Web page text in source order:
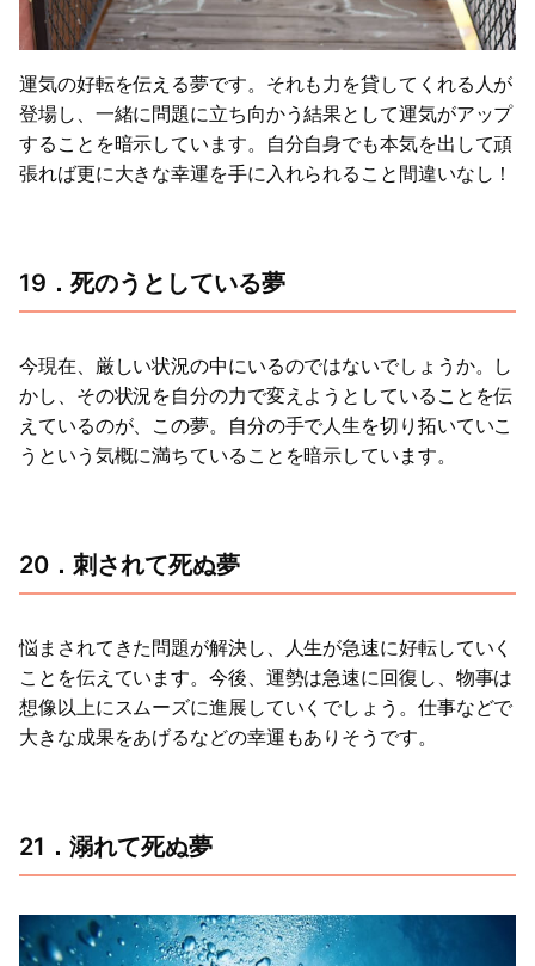
運気の好転を伝える夢です。それも力を貸してくれる人が
登場し、一緒に問題に立ち向かう結果として運気がアップ
することを暗示しています。自分自身でも本気を出して頑
張れば更に大きな幸運を手に入れられること間違いなし！
19．死のうとしている夢
今現在、厳しい状況の中にいるのではないでしょうか。し
かし、その状況を自分の力で変えようとしていることを伝
えているのが、この夢。自分の手で人生を切り拓いていこ
うという気概に満ちていることを暗示しています。
20．刺されて死ぬ夢
悩まされてきた問題が解決し、人生が急速に好転していく
ことを伝えています。今後、運勢は急速に回復し、物事は
想像以上にスムーズに進展していくでしょう。仕事などで
大きな成果をあげるなどの幸運もありそうです。
21．溺れて死ぬ夢